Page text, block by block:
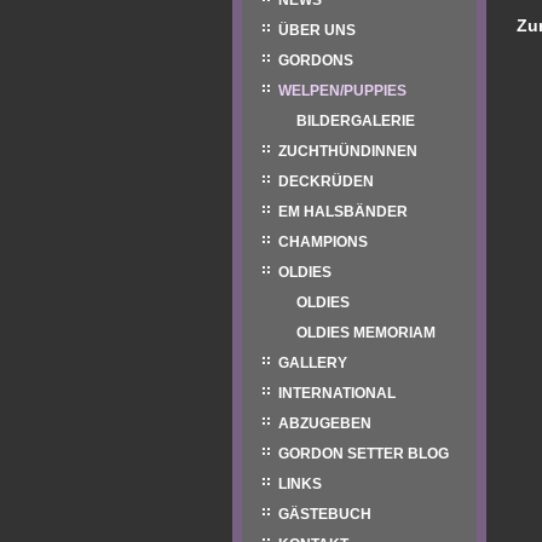
ÜBER UNS
GORDONS
WELPEN/PUPPIES
BILDERGALERIE
ZUCHTHÜNDINNEN
DECKRÜDEN
EM HALSBÄNDER
CHAMPIONS
OLDIES
OLDIES
OLDIES MEMORIAM
GALLERY
INTERNATIONAL
ABZUGEBEN
GORDON SETTER BLOG
LINKS
GÄSTEBUCH